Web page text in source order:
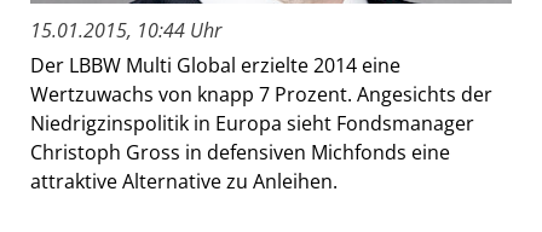
15.01.2015, 10:44 Uhr
Der LBBW Multi Global erzielte 2014 eine
Wertzuwachs von knapp 7 Prozent. Angesichts der
Niedrigzinspolitik in Europa sieht Fondsmanager
Christoph Gross in defensiven Michfonds eine
attraktive Alternative zu Anleihen.